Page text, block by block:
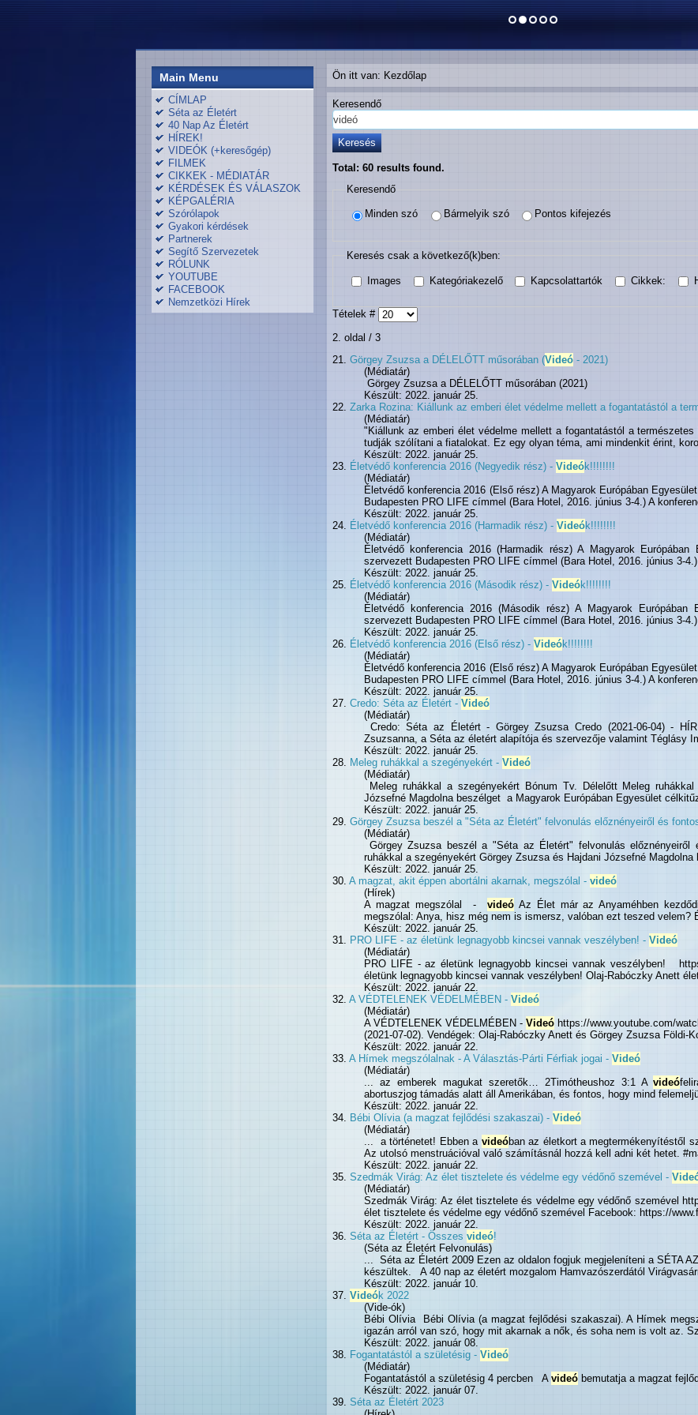
Main Menu
CÍMLAP
Séta az Életért
40 Nap Az Életért
HÍREK!
VIDEÓK (+keresőgép)
FILMEK
CIKKEK - MÉDIATÁR
KÉRDÉSEK ÉS VÁLASZOK
KÉPGALÉRIA
Szórólapok
Gyakori kérdések
Partnerek
Segítő Szervezetek
RÓLUNK
YOUTUBE
FACEBOOK
Nemzetközi Hírek
Ön itt van: Kezdőlap
Keresendő
Keresés
Total: 60 results found.
Keresendő
Minden szó Bármelyik szó Pontos kifejezés
Keresés csak a következő(k)ben:
Images Kategóriakezelő Kapcsolattartók Cikkek:
Tételek #
2. oldal / 3
21. Görgey Zsuzsa a DÉLELŐTT műsorában (Videó - 2021)
(Médiatár)
Görgey Zsuzsa a DÉLELŐTT műsorában (2021)
Készült: 2022. január 25.
22. Zarka Rozina: Kiállunk az emberi élet védelme mellett a fogantatástól a
(Médiatár)
"Kiállunk az emberi élet védelme mellett a fogantatástól a
tudják szólítani a fiatalokat. Ez egy olyan téma, ami mindenkit érint,
Készült: 2022. január 25.
23.
Életvédő konferencia 2016 (Negyedik rész) - Videók!!!!!!!!
(Médiatár)
Életvédő konferencia 2016 (Első rész) A Magyarok Európában
Budapesten PRO LIFE címmel (Bara Hotel, 2016. június 3-4.) A
Készült: 2022. január 25.
24.
Életvédő konferencia 2016 (Harmadik rész) - Videók!!!!!!!!
(Médiatár)
Életvédő konferencia 2016 (Harmadik rész) A Magyarok
szervezett Budapesten PRO LIFE címmel (Bara Hotel, 2016. június 3-4.)
Készült: 2022. január 25.
25.
Életvédő konferencia 2016 (Második rész) - Videók!!!!!!!!
(Médiatár)
Életvédő konferencia 2016 (Második rész) A Magyarok Európában
szervezett Budapesten PRO LIFE címmel (Bara Hotel, 2016. június 3-4.)
Készült: 2022. január 25.
26.
Életvédő konferencia 2016 (Első rész) - Videók!!!!!!!!
(Médiatár)
Életvédő konferencia 2016 (Első rész) A Magyarok Európában
Budapesten PRO LIFE címmel (Bara Hotel, 2016. június 3-4.) A
Készült: 2022. január 25.
27. Credo: Séta az Életért - Videó
(Médiatár)
Credo: Séta az Életért - Görgey Zsuzsa Credo (2021-06-04) -
Zsuzsanna, a Séta az életért alapítója és szervezője valamint Téglásy
Készült: 2022. január 25.
28.
Meleg ruhákkal a szegényekért - Videó
(Médiatár)
Meleg ruhákkal a szegényekért Bónum Tv. Délelőtt Meleg
Józsefné Magdolna beszélget a Magyarok Európában Egyesület
Készült: 2022. január 25.
29. Görgey Zsuzsa beszél a "Séta az Életért" felvonulás előznényeiről és
(Médiatár)
Görgey Zsuzsa beszél a "Séta az Életért" felvonulás előznényeiről
ruhákkal a szegényekért Görgey Zsuzsa és Hajdani Józsefné Magdolna
Készült: 2022. január 25.
30. A magzat, akit éppen abortálni akarnak, megszólal - videó
(Hírek)
A magzat megszólal - videóAz Élet már az Anyaméhben
megszólal: Anya, hisz még nem is ismersz, valóban ezt teszed velem?
Készült: 2022. január 25.
31.
PRO LIFE - az életünk legnagyobb kincsei vannak veszélyben! - Videó
(Médiatár)
PRO LIFE - az életünk legnagyobb kincsei vannak veszélyben!
életünk legnagyobb kincsei vannak veszélyben! Olaj-Rabóczky Anett
Készült: 2022. január 22.
32. A VÉDTELENEK VÉDELMÉBEN - Videó
(Médiatár)
A VÉDTELENEK VÉDELMÉBEN - Videó https://www.youtube.com/
(2021-07-02). Vendégek: Olaj-Rabóczky Anett és Görgey Zsuzsa Földi-
Készült: 2022. január 22.
33. A Hímek megszólalnak - A Választás-Párti Férfiak jogai - Videó
(Médiatár)
... az emberek magukat szeretők… 2Timótheushoz 3:1 Avideó
abortuszjog támadás alatt áll Amerikában, és fontos, hogy mind
Készült: 2022. január 22.
34.
Bébi Olívia (a magzat fejlődési szakaszai) - Videó
(Médiatár)
... a történetet! Ebben a videóban az életkort a megtermékenyítéstől
Az utolsó menstruációval való számításnál hozzá kell adni két hetet.
Készült: 2022. január 22.
35. Szedmák Virág: Az élet tisztelete és védelme egy védőnő szemével -
(Médiatár)
Szedmák Virág: Az élet tisztelete és védelme egy védőnő szemével
élet tisztelete és védelme egy védőnő szemével Facebook: https://
Készült: 2022. január 22.
36. Séta az Életért - Összes videó!
(Séta az Életért Felvonulás)
... Séta az Életért 2009 Ezen az oldalon fogjuk megjeleníteni a SÉTA
készültek. A 40 nap az életért mozgalom Hamvazószerdától
Készült: 2022. január 10.
37. Videók 2022
(Vide-ók)
Bébi Olívia Bébi Olívia (a magzat fejlődési szakaszai). A Hímek
igazán arról van szó, hogy mit akarnak a nők, és soha nem is volt az.
Készült: 2022. január 08.
38.
Fogantatástól a születésig - Videó
(Médiatár)
Fogantatástól a születésig 4 percben A videó bemutatja a magzat
Készült: 2022. január 07.
39. Séta az Életért 2023